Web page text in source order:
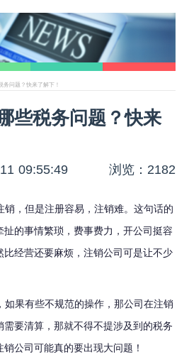
务问题？快来了解下！
些税务问题？快来
09:55:49 浏览：2182
销，但是注册容易，注销难。这句话的
的事情繁琐，费事费力，开公司挺容
经营还要麻烦，注销公司可是让不少
如果有些不规范的操作，那公司在注销
要清算，那就不得不提涉及到的税务
公司可能真的要出现大问题！